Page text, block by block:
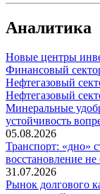
Аналитика
Новые центры
Финансовый
Нефтегазовый
Нефтегазовый
Минеральные
устойчивость
05.08.2026
Транспорт: «дно»
восстановление
31.07.2026
Рынок долгового